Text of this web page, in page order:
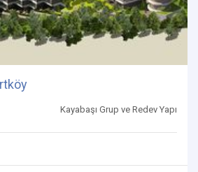
Kayabaşı Grup ve Redev Yapı